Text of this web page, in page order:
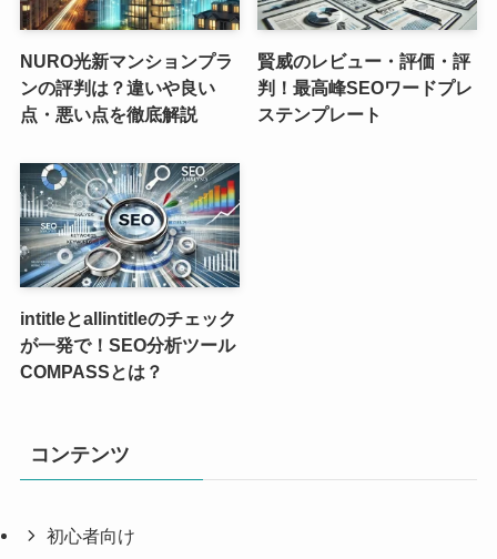
NURO光新マンションプラ
ンの評判は？違いや良い
点・悪い点を徹底解説
賢威のレビュー・評価・評
判！最高峰SEOワードプレ
ステンプレート
intitleとallintitleのチェック
が一発で！SEO分析ツール
COMPASSとは？
コンテンツ
初心者向け